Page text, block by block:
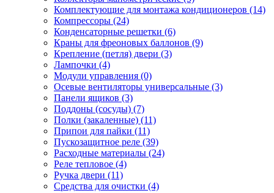
Комплектующие для монтажа кондиционеров (14)
Компрессоры (24)
Конденсаторные решетки (6)
Краны для фреоновых баллонов (9)
Крепление (петля) двери (3)
Лампочки (4)
Модули управления (0)
Осевые вентиляторы универсальные (3)
Панели ящиков (3)
Поддоны (сосуды) (7)
Полки (закаленные) (11)
Припои для пайки (11)
Пускозащитное реле (39)
Расходные материалы (24)
Реле тепловое (4)
Ручка двери (11)
Средства для очистки (4)